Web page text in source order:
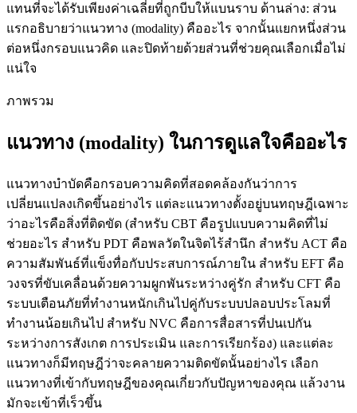
แทนที่จะได้รับเพียงค่าเฉลี่ยที่ถูกบีบให้แบนราบ ด้านล่าง: ส่วน
แรกอธิบายว่าแนวทาง (modality) คืออะไร จากนั้นแยกหนึ่งส่วน
ต่อหนึ่งกรอบแนวคิด และปิดท้ายด้วยส่วนที่ช่วยคุณเลือกเมื่อไม่
แน่ใจ
ภาพรวม
แนวทาง (modality) ในการดูแลใจคืออะไร
แนวทางบำบัดคือกรอบความคิดที่สอดคล้องกันว่าการ
เปลี่ยนแปลงเกิดขึ้นอย่างไร แต่ละแนวทางตั้งอยู่บนทฤษฎีเฉพาะ
ว่าอะไรคือสิ่งที่ติดขัด (สำหรับ CBT คือรูปแบบความคิดที่ไม่
ช่วยอะไร สำหรับ PDT คือพลวัตในจิตไร้สำนึก สำหรับ ACT คือ
ความสัมพันธ์ที่แข็งทื่อกับประสบการณ์ภายใน สำหรับ EFT คือ
วงจรที่ขับเคลื่อนด้วยความผูกพันระหว่างคู่รัก สำหรับ CFT คือ
ระบบเตือนภัยที่ทำงานหนักเกินไปคู่กับระบบปลอบประโลมที่
ทำงานน้อยเกินไป สำหรับ NVC คือการสื่อสารที่ปนเปกัน
ระหว่างการสังเกต การประเมิน และการเรียกร้อง) และแต่ละ
แนวทางก็มีทฤษฎีว่าจะคลายความติดขัดนั้นอย่างไร เลือก
แนวทางที่เข้ากับทฤษฎีของคุณเกี่ยวกับปัญหาของคุณ แล้วงาน
มักจะเข้าที่เร็วขึ้น